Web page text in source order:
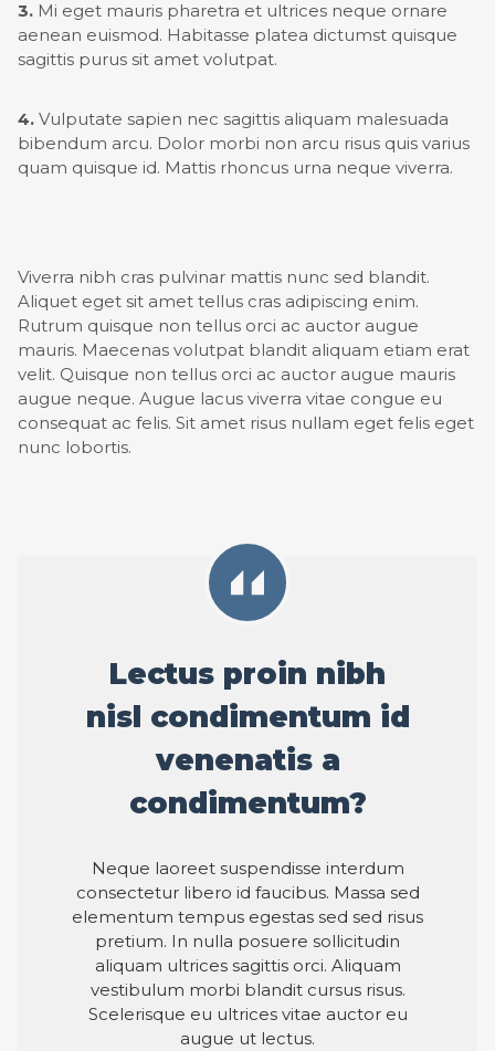
3. Mi eget mauris pharetra et ultrices neque ornare
aenean euismod. Habitasse platea dictumst quisque
sagittis purus sit amet volutpat.
4. Vulputate sapien nec sagittis aliquam malesuada
bibendum arcu. Dolor morbi non arcu risus quis varius
quam quisque id. Mattis rhoncus urna neque viverra.
Viverra nibh cras pulvinar mattis nunc sed blandit.
Aliquet eget sit amet tellus cras adipiscing enim.
Rutrum quisque non tellus orci ac auctor augue
mauris. Maecenas volutpat blandit aliquam etiam erat
velit. Quisque non tellus orci ac auctor augue mauris
augue neque. Augue lacus viverra vitae congue eu
consequat ac felis. Sit amet risus nullam eget felis eget
nunc lobortis.
Lectus proin nibh
nisl condimentum id
venenatis a
condimentum?
Neque laoreet suspendisse interdum
consectetur libero id faucibus. Massa sed
elementum tempus egestas sed sed risus
pretium. In nulla posuere sollicitudin
aliquam ultrices sagittis orci. Aliquam
vestibulum morbi blandit cursus risus.
Scelerisque eu ultrices vitae auctor eu
augue ut lectus.